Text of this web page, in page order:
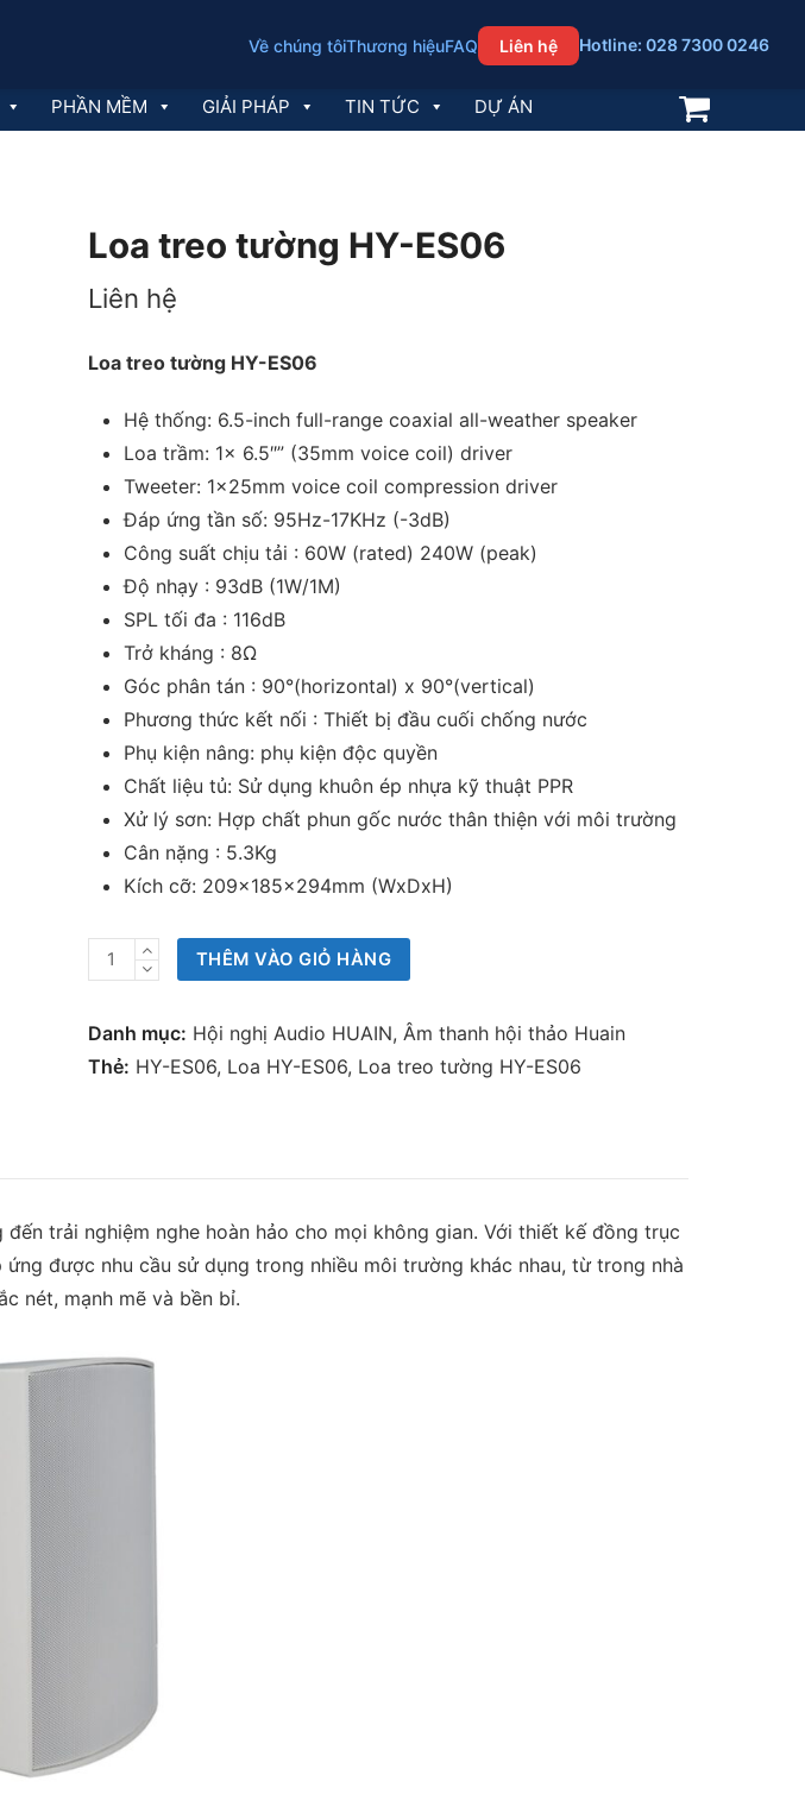
Về chúng tôiThương hiệuFAQ Liên hệ Hotline: 028 7300 0246
PHẦN MỀM GIẢI PHÁP TIN TỨC DỰ ÁN
Loa treo tường HY-ES06
Liên hệ
Loa treo tường HY-ES06
Hệ thống: 6.5-inch full-range coaxial all-weather speaker
Loa trầm: 1x 6.5″” (35mm voice coil) driver
Tweeter: 1x25mm voice coil compression driver
Đáp ứng tần số: 95Hz-17KHz (-3dB)
Công suất chịu tải : 60W (rated) 240W (peak)
Độ nhạy : 93dB (1W/1M)
SPL tối đa : 116dB
Trở kháng : 8Ω
Góc phân tán : 90°(horizontal) x 90°(vertical)
Phương thức kết nối : Thiết bị đầu cuối chống nước
Phụ kiện nâng: phụ kiện độc quyền
Chất liệu tủ: Sử dụng khuôn ép nhựa kỹ thuật PPR
Xử lý sơn: Hợp chất phun gốc nước thân thiện với môi trường
Cân nặng : 5.3Kg
Kích cỡ: 209x185x294mm (WxDxH)
Loa
treo
tường
HY-
THÊM VÀO GIỎ HÀNG
Danh mục: Hội nghị Audio HUAIN, Âm thanh hội thảo Huain
Thẻ: HY-ES06, Loa HY-ES06, Loa treo tường HY-ES06
trải nghiệm nghe hoàn hảo cho mọi không gian. Với thiết kế đồng trục
được nhu cầu sử dụng trong nhiều môi trường khác nhau, từ trong nhà
nét, mạnh mẽ và bền bỉ.